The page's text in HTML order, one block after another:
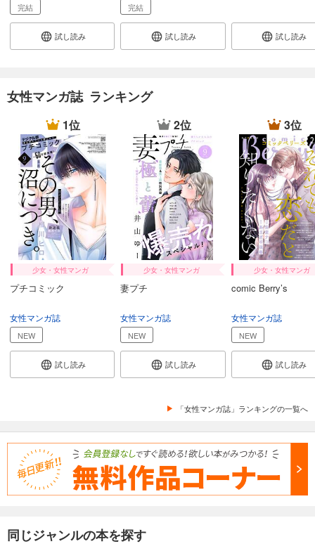
509円 (税込)
509
カート
試し読み
あらすじを表示する
Comic ZERO-SUM (コミック ゼロサム) 2024年9月号[雑誌]
509円 (税込)
カート
試し読み
あらすじを表示する
試し読み
あらすじを表示する
Comic ZERO-SUM (コミック ゼロサム) 2024年7月号[雑誌]
カート
あらすじを表示する
完結
試し読み
完結
試し読み 試し読み
女性マンガ誌 ランキング
1位
少女・女性マンガ
プチコミック
女性マンガ誌
NEW
試し読み
2位
少女・女性マンガ
妻プチ
女性マンガ誌
NEW
試し読み
3位
少女・女性マンガ
comic Berry’s
女性マンガ誌
NEW
試し読み
「女性マンガ誌」ランキングの一覧へ
同じジャンルの本を探す